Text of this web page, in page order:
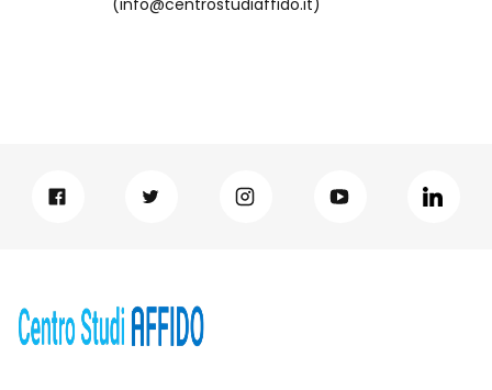
(info@centrostudiaffido.it)